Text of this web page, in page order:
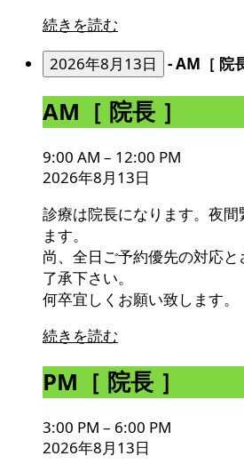
続きを読む
2026年8月13日
-AM［ 院
AM［
院
長
］
AM［ 院長 ］
9:00 AM – 12:00 PM
2026年8月13日
診療は院長になります。夜間
ます。
尚、全日ご予約優先の対応
了承下さい。
何卒宜しくお願い致します。
続きを読む
PM［
院
長
］
PM［ 院長 ］
3:00 PM – 6:00 PM
2026年8月13日